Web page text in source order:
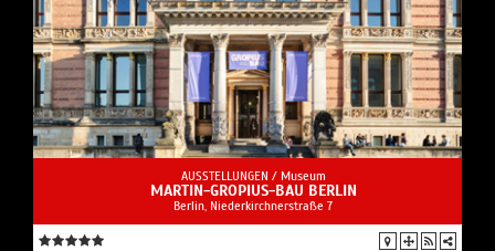
AUSSTELLUNGEN / Museum
MARTIN-GROPIUS-BAU BERLIN
Berlin, Niederkirchnerstraße 7